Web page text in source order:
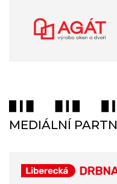
MEDIÁLNÍ